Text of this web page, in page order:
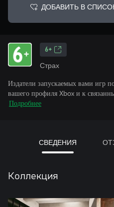
ДОБАВИТЬ В
6+
Страх
Издатели запускаемых вами игр
вашего профиля Xbox и к
Подробнее
СВЕДЕНИЯ
Коллекция